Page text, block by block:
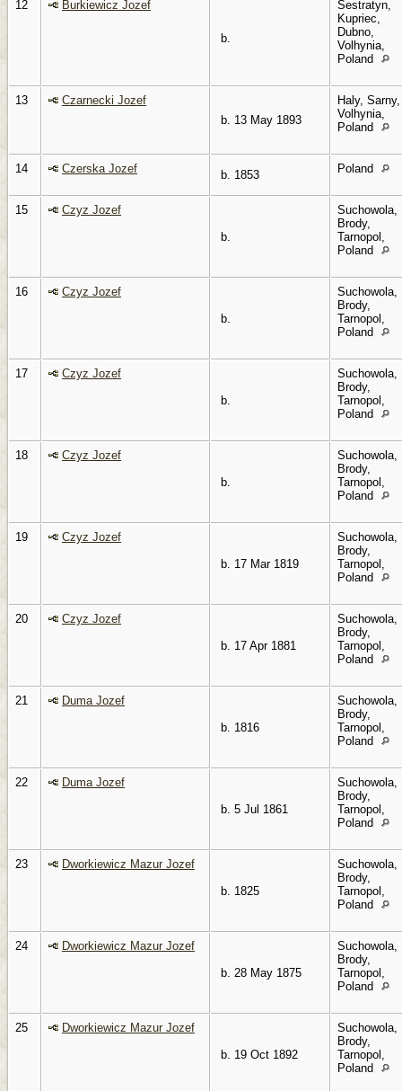
12 Burkiewicz Jozef
b.
Sestratyn,
Kupriec,
Dubno,
Volhynia,
Poland
13
Czarnecki Jozef
b. 13 May 1893
Haly, Sarny,
Volhynia,
Poland
14 Czerska Jozef b. 1853 Poland
15
Czyz Jozef
b.
Suchowola,
Brody,
Tarnopol,
Poland
16
Czyz Jozef
b.
Suchowola,
Brody,
Tarnopol,
Poland
17
Czyz Jozef
b.
Suchowola,
Brody,
Tarnopol,
Poland
18
Czyz Jozef
b.
Suchowola,
Brody,
Tarnopol,
Poland
19
Czyz Jozef
b. 17 Mar 1819
Suchowola,
Brody,
Tarnopol,
Poland
20
Czyz Jozef
b. 17 Apr 1881
Suchowola,
Brody,
Tarnopol,
Poland
21
Duma Jozef
b. 1816
Suchowola,
Brody,
Tarnopol,
Poland
22
Duma Jozef
b. 5 Jul 1861
Suchowola,
Brody,
Tarnopol,
Poland
23
Dworkiewicz Mazur Jozef
b. 1825
Suchowola,
Brody,
Tarnopol,
Poland
24
Dworkiewicz Mazur Jozef
b. 28 May 1875
Suchowola,
Brody,
Tarnopol,
Poland
25
Dworkiewicz Mazur Jozef
b. 19 Oct 1892
Suchowola,
Brody,
Tarnopol,
Poland